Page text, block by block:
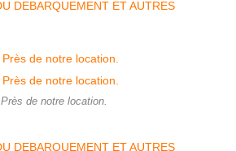
Près de notre location.